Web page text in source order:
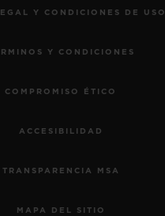
Y CONDICIONES DE USO
Y CONDICIONES
COMPROMISO ÉTICO
ACCESIBILIDAD
TRANSPARENCIA MSA
MAPA DEL SITIO